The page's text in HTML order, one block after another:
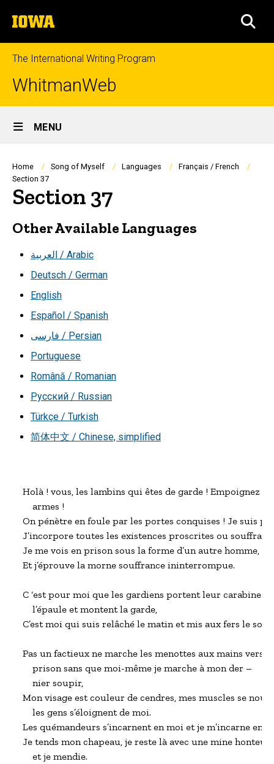
to
content
The
University
of
Iowa
The International Writing Program
WhitmanWeb
Site
Main
Navigation
MENU
Breadcrumb
Home Song of Myself Languages
Français / French
Section 37
Section 37
Other Available Languages
العربية / Arabic
Deutsch / German
English
Español / Spanish
فارسی / Persian
Portuguese
Română / Romanian
Русский / Russian
Türkçe / Turkish
简体中文 / Chinese, simplified
Holà ! vous, les lambins qui êtes de garde ! Empoignez
    armes !
On pénètre en foule par les portes conquises ! Je suis
J’incorpore toutes les existences proscrites ou
Je me vois en prison sous la forme d’un autre homme,
Et j’éprouve la morne souffrance ininterrompue.
C ‘est pour moi que les gardiens portent leur carabine
    l’épaule et montent la garde,
C’est moi qui suis relâché le matin et mis aux fers le
Pas un factieux ne marche les menottes aux mains vers la
    prison sans que moi-même je marche à mon der –
    nier soupir,
Mon visage est couleur de cendres, mes muscles se
    les gens s’éloignent de moi.
Les quémandeurs s’incarnent en moi et je m’incarne en
Je tends mon chapeau, je reste là avec une mine
    et je mendie.